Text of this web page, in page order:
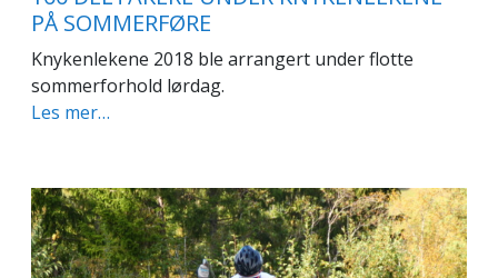
PÅ SOMMERFØRE
Knykenlekene 2018 ble arrangert under flotte
sommerforhold lørdag.
Les mer…